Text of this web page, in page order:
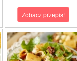
Zobacz przepis!